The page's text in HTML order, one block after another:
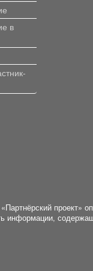
в
проект»
информации,